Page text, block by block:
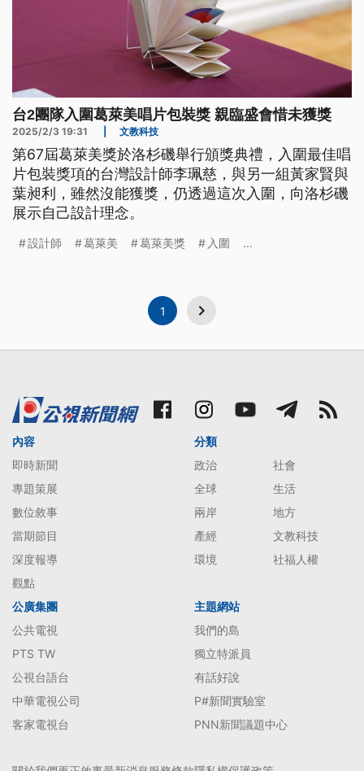
台2團隊入圍葛萊美唱片包裝獎 親臨盛會惜未獲獎
2025/2/3 19:31 文教科技
第67屆葛萊美獎於洛杉磯舉行頒獎典禮，入圍最佳唱
片包裝獎項的台灣設計師李珮慈，與另一組黃家賢與
葉昶利，雖然沒能獲獎，仍透過這次入圍，向洛杉磯
展示自己設計理念。
設計師 葛萊美 葛萊美獎 入圍 ...
1
內容
即時新聞
專題策展
數位敘事
當期節目
深度報導
觀點
分類
政治
社會
全球
生活
兩岸
地方
產經
文教科技
環境
社福人權
公廣集團
公共電視
PTS TW
公視台語台
中華電視公司
客家電視台
主題網站
我們的島
獨立特派員
有話好說
P#新聞實驗室
PNN新聞議題中心